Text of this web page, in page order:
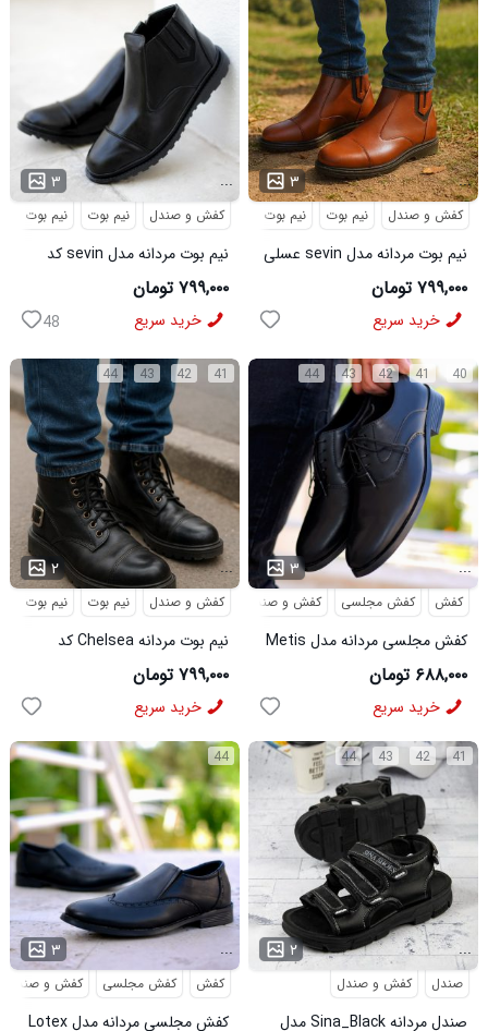
۳ ...
کفش و صندل نیم بوت نیم بوت
نیم بوت مردانه مدل sevin کد
6427
۷۹۹,۰۰۰ تومان
خرید سریع 48
۳ ...
کفش و صندل نیم بوت نیم بوت مردانه
نیم بوت مردانه مدل sevin عسلی
کد 6426
۷۹۹,۰۰۰ تومان
خرید سریع
41
42
43
44
۲ ...
کفش و صندل نیم بوت نیم بوت
نیم بوت مردانه Chelsea کد
6413
۷۹۹,۰۰۰ تومان
خرید سریع
40
41
42
43
44
۳ ...
کفش کفش مجلسی کفش و صندل
کفش مجلسی مردانه مدل Metis
کد 6328
۶۸۸,۰۰۰ تومان
خرید سریع
44
۳ ...
کفش کفش مجلسی کفش و صندل
کفش مجلسی مردانه مدل Lotex
41
42
43
44
۲ ...
صندل کفش و صندل
صندل مردانه Sina_Black مدل